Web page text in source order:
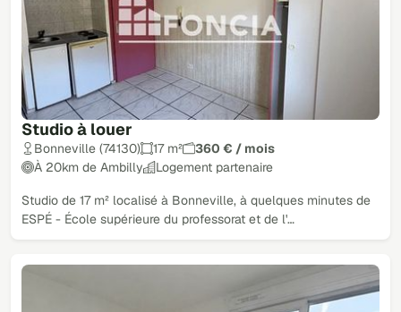
Studio à louer
Bonneville (74130) 17 m²
360 € / mois
À 20km de Ambilly
Logement partenaire
Studio de 17 m² localisé à Bonneville, à quelques minutes de
ESPÉ - École supérieure du professorat et de l'…